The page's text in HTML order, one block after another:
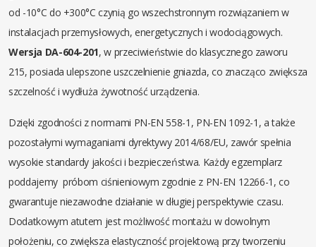
od -10°C do +300°C czynią go wszechstronnym rozwiązaniem w
instalacjach przemysłowych, energetycznych i wodociągowych.
Wersja DA-604-201, w przeciwieństwie do klasycznego zaworu
215, posiada ulepszone uszczelnienie gniazda, co znacząco zwiększa
szczelność i wydłuża żywotność urządzenia.
Dzięki zgodności z normami PN-EN 558-1, PN-EN 1092-1, a także
pozostałymi wymaganiami dyrektywy 2014/68/EU, zawór spełnia
wysokie standardy jakości i bezpieczeństwa. Każdy egzemplarz
poddajemy próbom ciśnieniowym zgodnie z PN-EN 12266-1, co
gwarantuje niezawodne działanie w długiej perspektywie czasu.
Dodatkowym atutem jest możliwość montażu w dowolnym
położeniu, co zwiększa elastyczność projektową przy tworzeniu